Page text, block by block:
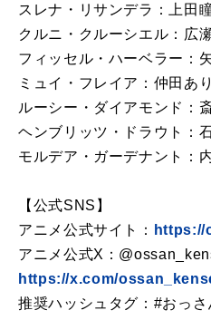
スレナ・リサンデラ：上田
クルニ・クルーシエル：広
フィッセル・ハーベラー：
ミュイ・フレイア：仲田あ
ルーシー・ダイアモンド：
ヘンブリッツ・ドラウト：
モルデア・ガーデナント：
【公式SNS】
アニメ公式サイト：
https://
アニメ公式X：
https://x.com/
推奨ハッシュタグ：#おっさ